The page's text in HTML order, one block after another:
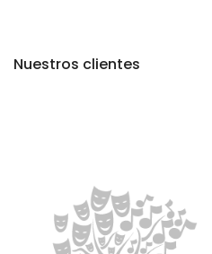
Nuestros clientes